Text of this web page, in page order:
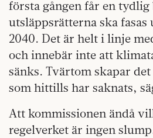
första gången får en
utsläppsrätterna ska fasas
2040. Det är helt i linje
och innebär inte att
sänks. Tvärtom skapar
som hittills har saknats,
Att kommissionen ändå
regelverket är ingen